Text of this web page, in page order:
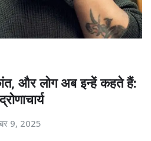
और लोग अब इन्हें कहते हैं:
9, 2025